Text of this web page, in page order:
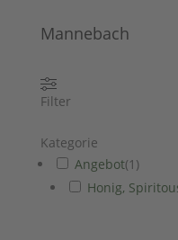
Mannebach
Filter
Kategorie
Angebot(1 )
Honig,